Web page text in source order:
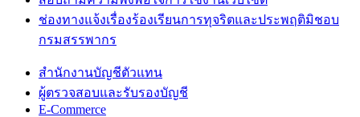
ช่องทางแจ้งเรื่องร้องเรียนการทุจริตและประพฤติมิชอบ
กรมสรรพากร
สำนักงานบัญชีตัวแทน
ผู้ตรวจสอบและรับรองบัญชี
E-Commerce